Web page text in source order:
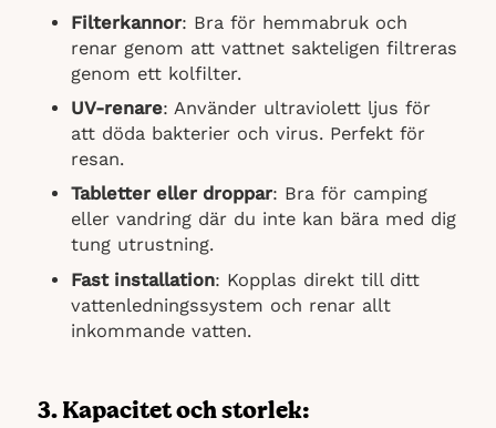
Filterkannor: Bra för hemmabruk och
renar genom att vattnet sakteligen filtreras
genom ett kolfilter.
UV-renare: Använder ultraviolett ljus för
att döda bakterier och virus. Perfekt för
resan.
Tabletter eller droppar: Bra för camping
eller vandring där du inte kan bära med dig
tung utrustning.
Fast installation: Kopplas direkt till ditt
vattenledningssystem och renar allt
inkommande vatten.
3. Kapacitet och storlek: